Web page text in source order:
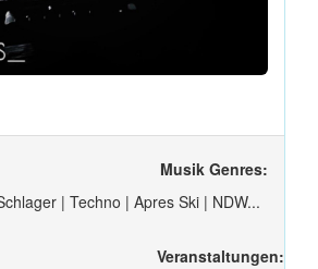
Musik Genres:
| Techno | Apres Ski | NDW...
Veranstaltungen: